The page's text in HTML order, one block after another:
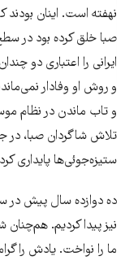
نهفته است. اینان
صبا خلق کرده بود در
ایرانی را اعتباری دو
و روش او وفادار
و تاب ماندن در نظام
تلاش شاگردان صبا، در
ستیزه‌جوئی‌ها پایداری
ده دوازده سال پیش در
نیز پیدا کردیم. هم‌چنان
ما را نواخت. یادش را